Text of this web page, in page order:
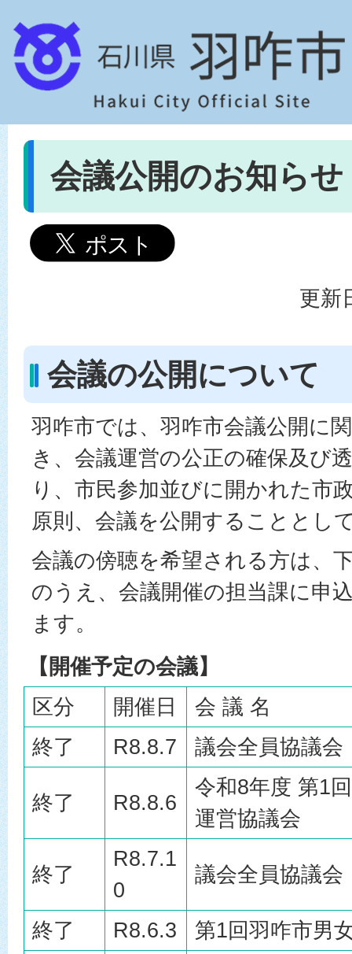
会議公開のお知らせ
更新
会議の公開について
羽咋市では、羽咋市会議公開に
き、会議運営の公正の確保及び
り、市民参加並びに開かれた市
原則、会議を公開することとし
会議の傍聴を希望される方は、
のうえ、会議開催の担当課に申
ます。
【開催予定の会議】
区分
開催日
会 議 名
終了
R8.8.7 議会全員協議会
終了 R8.8.6
令和8年度 第1
運営協議会
終了
R8.7.1
0
議会全員協議会
終了 R8.6.3 第1回羽咋市男